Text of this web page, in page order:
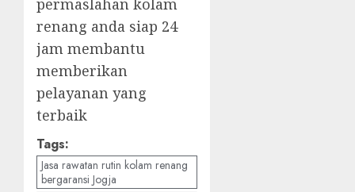
permaslahan kolam
renang anda siap 24
jam membantu
memberikan
pelayanan yang
terbaik
Tags:
Jasa rawatan rutin kolam renang
bergaransi Jogja